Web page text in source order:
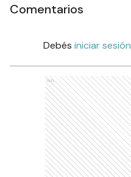
Comentarios
Debés iniciar sesión
Ads